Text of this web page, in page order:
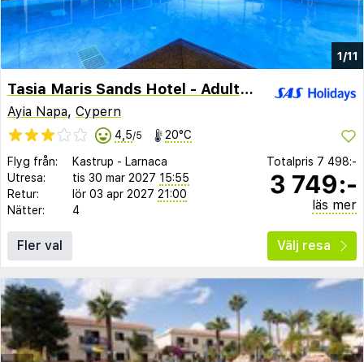
1/11
Tasia Maris Sands Hotel - Adults Only
Ayia Napa, Cypern
4,5/5 20°C
Flyg från: Kastrup - Larnaca
Utresa:
tis 30 mar 2027 15:55
Retur:
lör 03 apr 2027 21:00
Nätter:
4
Totalpris 7 498:-
3 749:-
läs mer
Fler val Välj resa